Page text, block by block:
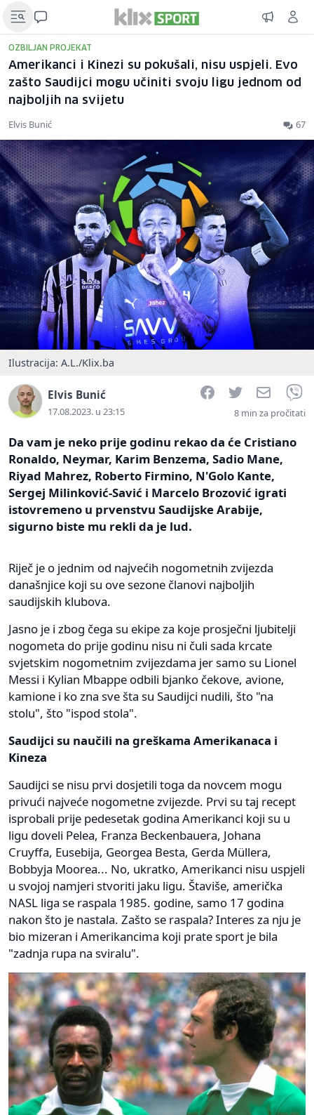
OZBILJAN PROJEKAT
Amerikanci i Kinezi su pokušali, nisu uspjeli. Evo
zašto Saudijci mogu učiniti svoju ligu jednom od
najboljih na svijetu
Elvis Bunić 67
Ilustracija: A.L./Klix.ba
Elvis Bunić
17.08.2023. u 23:15
Facebook
Twitter Email
8 min za pročitati
Da vam je neko prije godinu rekao da će Cristiano
Ronaldo, Neymar, Karim Benzema, Sadio Mane,
Riyad Mahrez, Roberto Firmino, N'Golo Kante,
Sergej Milinković-Savić i Marcelo Brozović igrati
istovremeno u prvenstvu Saudijske Arabije,
sigurno biste mu rekli da je lud.
Riječ je o jednim od najvećih nogometnih zvijezda
današnjice koji su ove sezone članovi najboljih
saudijskih klubova.
Jasno je i zbog čega su ekipe za koje prosječni ljubitelji
nogometa do prije godinu nisu ni čuli sada krcate
svjetskim nogometnim zvijezdama jer samo su Lionel
Messi i Kylian Mbappe odbili bjanko čekove, avione,
kamione i ko zna sve šta su Saudijci nudili, što "na
stolu", što "ispod stola".
Saudijci su naučili na greškama Amerikanaca i
Kineza
Saudijci se nisu prvi dosjetili toga da novcem mogu
privući najveće nogometne zvijezde. Prvi su taj recept
isprobali prije pedesetak godina Amerikanci koji su u
ligu doveli Pelea, Franza Beckenbauera, Johana
Cruyffa, Eusebija, Georgea Besta, Gerda Müllera,
Bobbyja Moorea... No, ukratko, Amerikanci nisu uspjeli
u svojoj namjeri stvoriti jaku ligu. Štaviše, američka
NASL liga se raspala 1985. godine, samo 17 godina
nakon što je nastala. Zašto se raspala? Interes za nju je
bio mizeran i Amerikancima koji prate sport je bila
"zadnja rupa na sviralu".